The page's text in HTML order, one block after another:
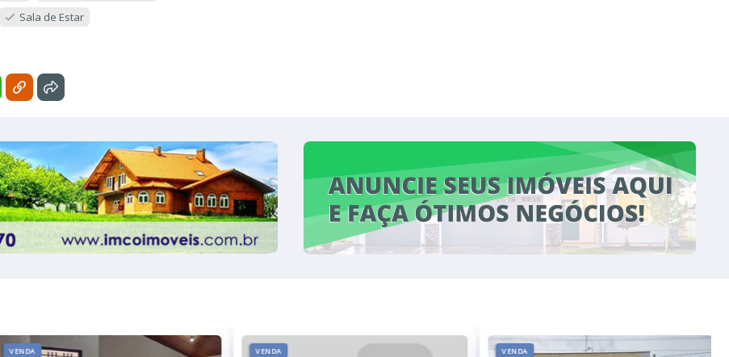
Sala de Estar
VENDA VENDA VENDA